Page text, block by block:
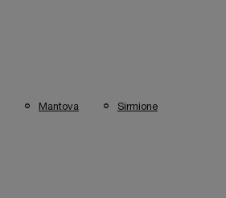
Mantova Sirmione